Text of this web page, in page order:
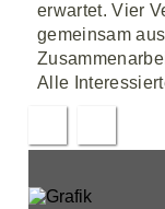
erwartet. Vier
gemeinsam
Alle